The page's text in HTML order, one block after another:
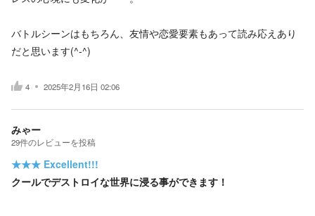
バトルシーンはもちろん、友情や恋愛要素もあって読み応えあり
だと思います(^-^)
4 2025年2月16日 02:06
みゃー
29件のレビューを投稿
★★★ Excellent!!!
クールでデストロイな世界に浸る事ができます！